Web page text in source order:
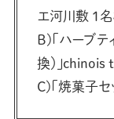
エ河川敷 1
B)「ハーブテ
換）」
C)「焼菓子